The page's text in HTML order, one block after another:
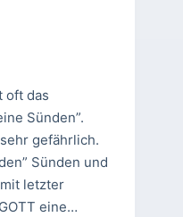
oft das
Sünden”.
gefährlich.
Sünden und
letzter
eine…